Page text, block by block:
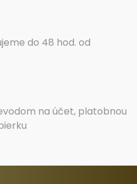
do 48 hod. od
na účet, platobnou